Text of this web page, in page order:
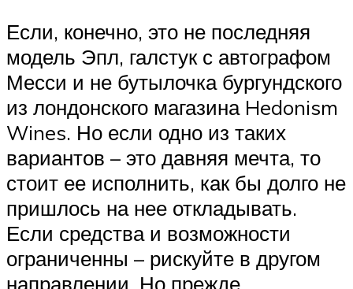
Если, конечно, это не последняя
модель Эпл, галстук с автографом
Месси и не бутылочка бургундского
из лондонского магазина Hedonism
Wines. Но если одно из таких
вариантов – это давняя мечта, то
стоит ее исполнить, как бы долго не
пришлось на нее откладывать.
Если средства и возможности
ограниченны – рискуйте в другом
направлении. Но прежде